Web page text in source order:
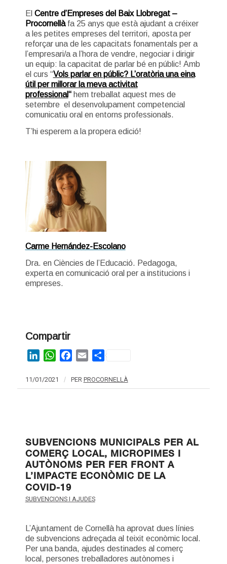
El Centre d’Empreses del Baix Llobregat –
Procornellà fa 25 anys que està ajudant a créixer
a les petites empreses del territori, aposta per
reforçar una de les capacitats fonamentals per a
l’empresari/a a l’hora de vendre, negociar i dirigir
un equip: la capacitat de parlar bé en públic! Amb
el curs “Vols parlar en públic? L’oratòria una eina
útil per millorar la meva activitat
professional“hem treballat aquest mes de
setembre el desenvolupament competencial
comunicatiu oral en entorns professionals.
T’hi esperem a la propera edició!
Carme Hernández-Escolano
Dra. en Ciències de l’Educació. Pedagoga,
experta en comunicació oral per a institucions i
empreses.
Compartir
LinkedInWhatsAppFacebook
EmailShare
11/01/2021 / PER PROCORNELLÀ
SUBVENCIONS MUNICIPALS PER AL
COMERÇ LOCAL, MICROPIMES I
AUTÒNOMS PER FER FRONT A
L’IMPACTE ECONÒMIC DE LA
COVID-19
SUBVENCIONS I AJUDES
L’Ajuntament de Cornellà ha aprovat dues línies
de subvencions adreçada al teixit econòmic local.
Per una banda, ajudes destinades al comerç
local, persones treballadores autònomes i